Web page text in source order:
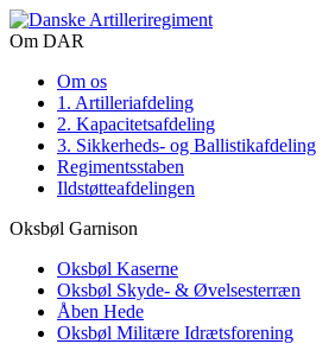
Om DAR
Om os
1. Artilleriafdeling
2. Kapacitetsafdeling
3. Sikkerheds- og Ballistikafdeling
Regimentsstaben
Ildstøtteafdelingen
Oksbøl Garnison
Oksbøl Kaserne
Oksbøl Skyde- & Øvelsesterræn
Åben Hede
Oksbøl Militære Idrætsforening